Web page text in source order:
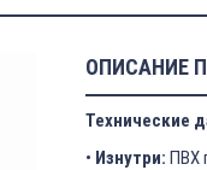
ОПИСАНИЕ
Технические
• Изнутри: ПВХ